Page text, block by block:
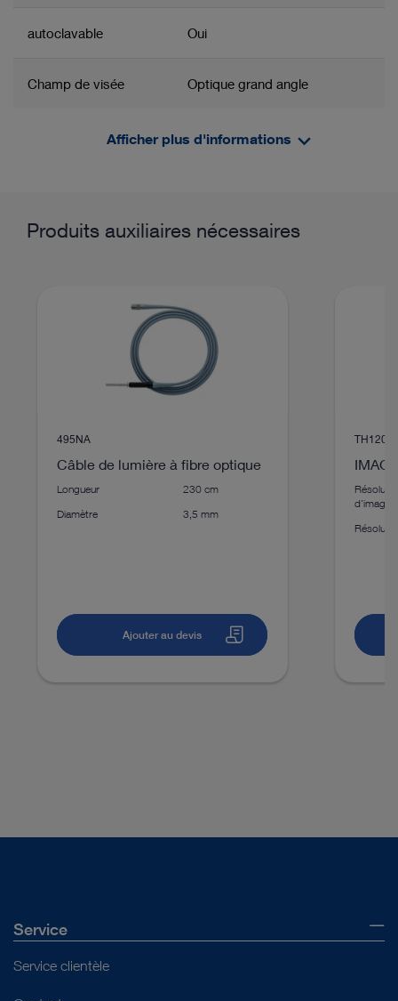
autoclavable Oui
Champ de visée Optique grand angle
SpineTIP
Afficher plus d'informations
Percutaneous Endoscopic Lumbar
Discectomy (PELD) and other Thoracic and
Lumbar Spinal Procedures with the SpineTIP
System
Highlights ENDOMAT® SELECT
Discectomie lombaire endoscopique
percutanée (PELD)
Accès transforaminal
Produits auxiliaires nécessaires
495NA
Câble de lumière à fibre optique
Longueur
230 cm
Diamètre
3,5 mm
Ajouter au devis
TH120
d'image
Service
Service clientèle